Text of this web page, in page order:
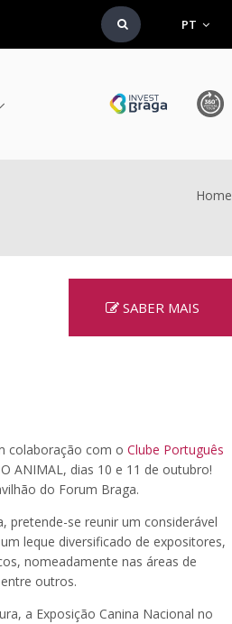
PT
Home
SABER MAIS
colaboração com o Clube Português
ANIMAL, dias 10 e 11 de outubro!
do Forum Braga.
pretende-se reunir um considerável
leque diversificado de expositores,
nomeadamente nas áreas de
outros.
a Exposição Canina Nacional no